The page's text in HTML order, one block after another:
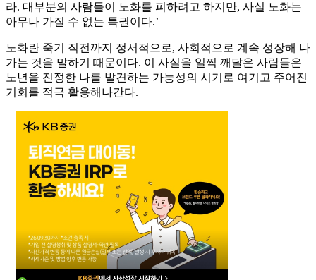
라. 대부분의 사람들이 노화를 피하려고 하지만, 사실 노화는
아무나 가질 수 없는 특권이다.’
노화란 죽기 직전까지 정서적으로, 사회적으로 계속 성장해 나
가는 것을 말하기 때문이다. 이 사실을 일찍 깨달은 사람들은
노년을 진정한 나를 발견하는 가능성의 시기로 여기고 주어진
기회를 적극 활용해나간다.